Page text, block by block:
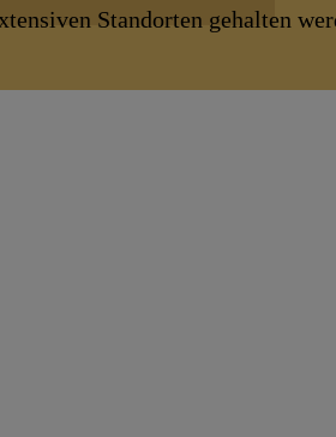
Standorten gehalten